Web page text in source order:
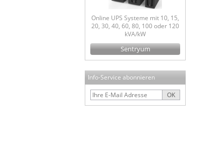
Online UPS Systeme mit 10, 15,
20, 30, 40, 60, 80, 100 oder 120
kVA/kW
Sentryum
Info-Service abonnieren
OK